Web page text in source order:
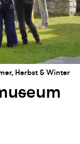
Herbst & Winter
seum